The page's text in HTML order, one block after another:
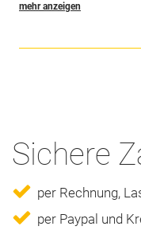
Die hier dargestellten
beschriebenen oder
Tierarzt und darf nicht als
Beginn, die Änderung oder
Deines Tieres verwendet
oder Beschwerden bei
mehr anzeigen
Sichere
per Rechnung,
per Paypal und